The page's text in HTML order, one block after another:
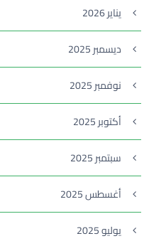
يناير 2026
ديسمبر 2025
نوفمبر 2025
أكتوبر 2025
سبتمبر 2025
أغسطس 2025
يوليو 2025